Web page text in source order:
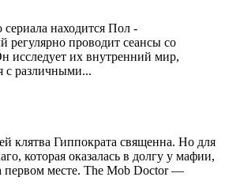
находится Пол -
регулярно проводит сеансы со
исследует их внутренний мир,
с различными...
клятва Гиппократа священна. Но для
которая оказалась в долгу у мафии,
первом месте. The Mob Doctor —